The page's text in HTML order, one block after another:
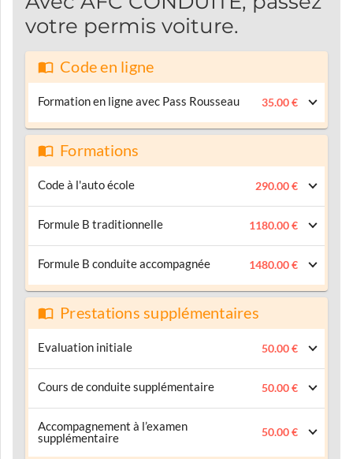
votre permis voiture.
Code en ligne
Formation en ligne avec Pass Rousseau 35.00 €
Formations
Code à l'auto école 290.00 €
Formule B traditionnelle 1180.00 €
Formule B conduite accompagnée 1480.00 €
Prestations supplémentaires
Evaluation initiale 50.00 €
Cours de conduite supplémentaire 50.00 €
Accompagnement à l’examen
supplémentaire
50.00 €